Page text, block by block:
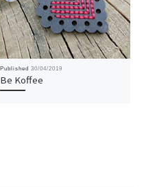
Published 30/04/2019
Be Koffee